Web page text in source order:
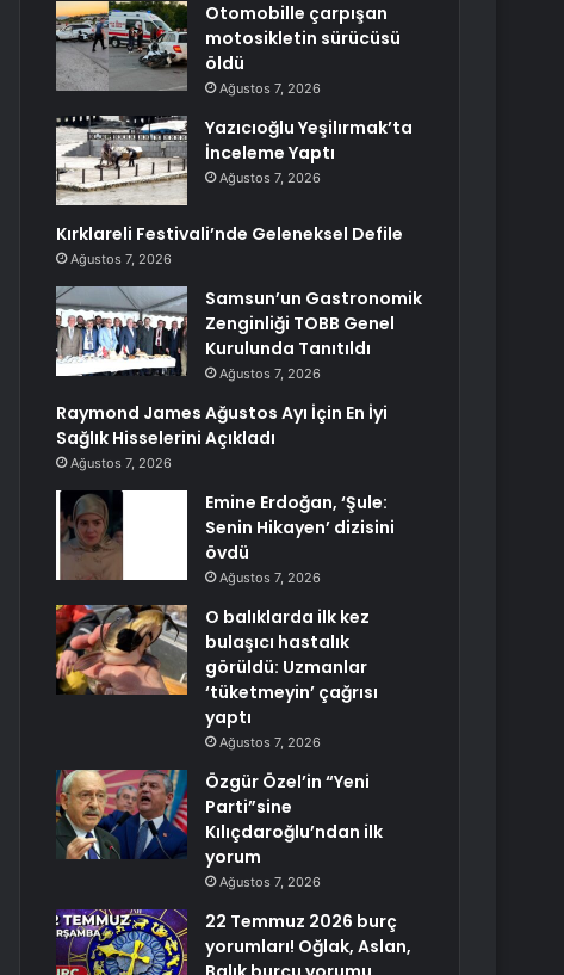
Otomobille çarpışan
motosikletin sürücüsü
öldü
Ağustos 7, 2026
Yazıcıoğlu Yeşilırmak’ta
İnceleme Yaptı
Ağustos 7, 2026
Kırklareli Festivali’nde Geleneksel Defile
Ağustos 7, 2026
Samsun’un Gastronomik
Zenginliği TOBB Genel
Kurulunda Tanıtıldı
Ağustos 7, 2026
Raymond James Ağustos Ayı İçin En İyi
Sağlık Hisselerini Açıkladı
Ağustos 7, 2026
Emine Erdoğan, ‘Şule:
Senin Hikayen’ dizisini
övdü
Ağustos 7, 2026
O balıklarda ilk kez
bulaşıcı hastalık
görüldü: Uzmanlar
‘tüketmeyin’ çağrısı
yaptı
Ağustos 7, 2026
Özgür Özel’in “Yeni
Parti”sine
Kılıçdaroğlu’ndan ilk
yorum
Ağustos 7, 2026
22 Temmuz 2026 burç
yorumları! Oğlak, Aslan,